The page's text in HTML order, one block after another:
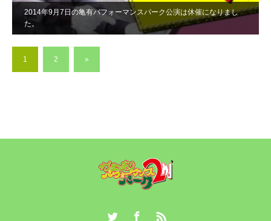
2014年9月7日の亀有パフォーマンスパーク公演は休催になりまし
た。
1 2 »